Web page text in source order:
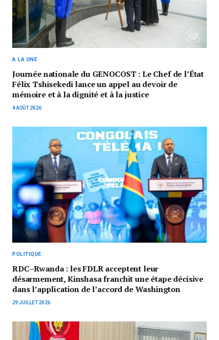
A LA UNE
Journée nationale du GENOCOST : Le Chef de l’État
Félix Tshisekedi lance un appel au devoir de
mémoire et à la dignité et à la justice
4 AOÛT 2026
POLITIQUE
RDC–Rwanda : les FDLR acceptent leur
désarmement, Kinshasa franchit une étape décisive
dans l’application de l’accord de Washington
29 JUILLET 2026